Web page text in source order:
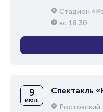
Стадион
вс 18:30
9
июл.
Спектакль
Ростовский